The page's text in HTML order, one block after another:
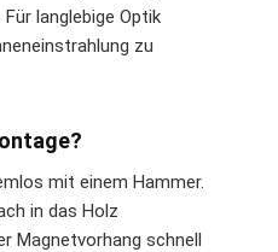
langlebige Optik
zu
mit einem Hammer.
in das Holz
Magnetvorhang schnell